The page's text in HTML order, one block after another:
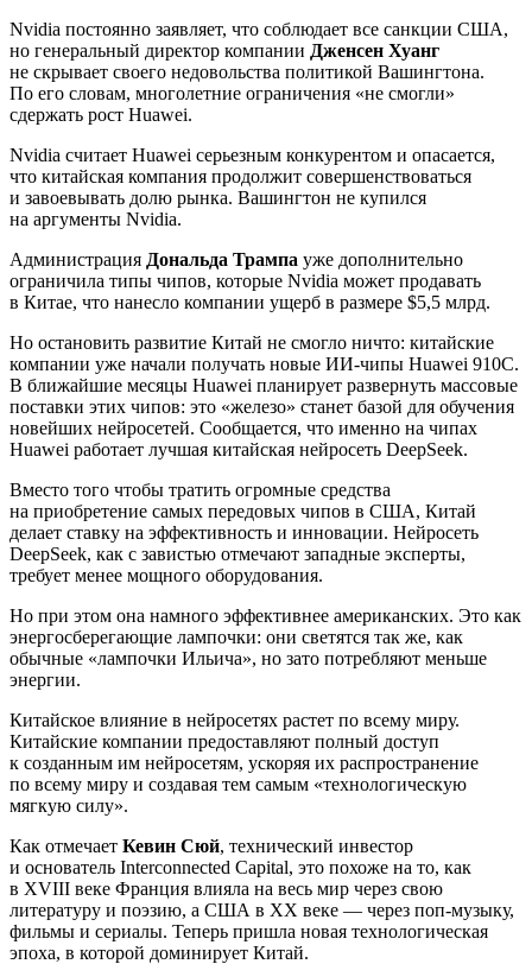
Nvidia постоянно заявляет, что соблюдает все санкции США,
но генеральный директор компании Дженсен Хуанг
не скрывает своего недовольства политикой Вашингтона.
По его словам, многолетние ограничения «не смогли»
сдержать рост Huawei.
Nvidia считает Huawei серьезным конкурентом и опасается,
что китайская компания продолжит совершенствоваться
и завоевывать долю рынка. Вашингтон не купился
на аргументы Nvidia.
Администрация Дональда Трампа уже дополнительно
ограничила типы чипов, которые Nvidia может продавать
в Китае, что нанесло компании ущерб в размере $5,5 млрд.
Но остановить развитие Китай не смогло ничто: китайские
компании уже начали получать новые ИИ-чипы Huawei 910C.
В ближайшие месяцы Huawei планирует развернуть массовые
поставки этих чипов: это «железо» станет базой для обучения
новейших нейросетей. Сообщается, что именно на чипах
Huawei работает лучшая китайская нейросеть DeepSeek.
Вместо того чтобы тратить огромные средства
на приобретение самых передовых чипов в США, Китай
делает ставку на эффективность и инновации. Нейросеть
DeepSeek, как с завистью отмечают западные эксперты,
требует менее мощного оборудования.
Но при этом она намного эффективнее американских. Это как
энергосберегающие лампочки: они светятся так же, как
обычные «лампочки Ильича», но зато потребляют меньше
энергии.
Китайское влияние в нейросетях растет по всему миру.
Китайские компании предоставляют полный доступ
к созданным им нейросетям, ускоряя их распространение
по всему миру и создавая тем самым «технологическую
мягкую силу».
Как отмечает Кевин Сюй, технический инвестор
и основатель Interconnected Capital, это похоже на то, как
в XVIII веке Франция влияла на весь мир через свою
литературу и поэзию, а США в XX веке — через поп-музыку,
фильмы и сериалы. Теперь пришла новая технологическая
эпоха, в которой доминирует Китай.